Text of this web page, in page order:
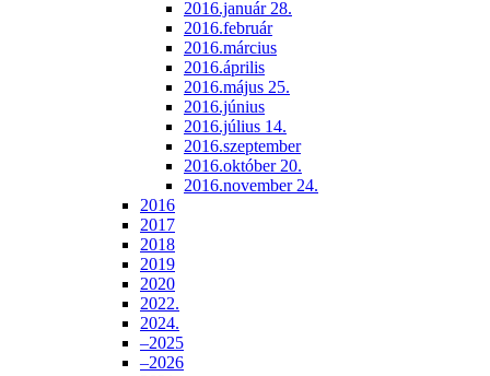
2016.január 28.
2016.február
2016.március
2016.április
2016.május 25.
2016.június
2016.július 14.
2016.szeptember
2016.október 20.
2016.november 24.
2016
2017
2018
2019
2020
2022.
2024.
–2025
–2026